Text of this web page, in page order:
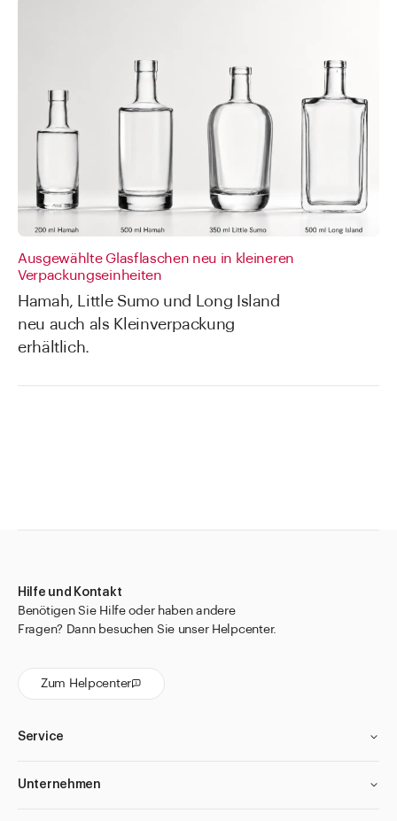
Ausgewählte Glasflaschen neu in kleineren
Verpackungseinheiten
Hamah, Little Sumo und Long Island
neu auch als Kleinverpackung
erhältlich.
Hilfe und Kontakt
Benötigen Sie Hilfe oder haben andere
Fragen? Dann besuchen Sie unser Helpcenter.
Zum Helpcenter
Service
Unternehmen